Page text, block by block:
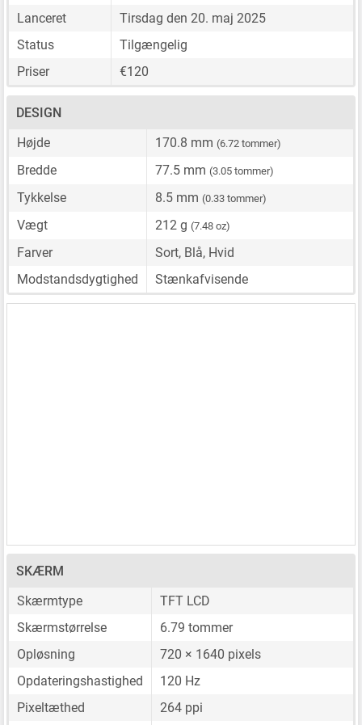
Lanceret
Tirsdag den 20. maj 2025
Status
Tilgængelig
Priser
€120
DESIGN
Højde
170.8 mm (6.72 tommer)
Bredde 77.5 mm (3.05 tommer)
Tykkelse 8.5 mm (0.33 tommer)
Vægt 212 g (7.48 oz)
Farver
Sort, Blå, Hvid
Modstandsdygtighed
Stænkafvisende
SKÆRM
Skærmtype
TFT LCD
Skærmstørrelse
6.79 tommer
Opløsning
720 × 1640 pixels
Opdateringshastighed
120 Hz
Pixeltæthed
264 ppi